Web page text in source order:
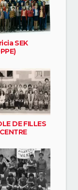
SEK
DE FILLES